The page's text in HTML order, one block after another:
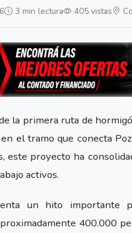
3 min lectura 405 vistas
la primera ruta de
el tramo que conecta
este proyecto ha
activos.
un hito importante
400.000